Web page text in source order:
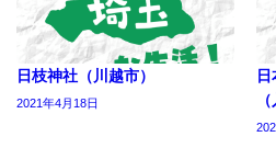
日枝神社（川越市）
2021年4月18日